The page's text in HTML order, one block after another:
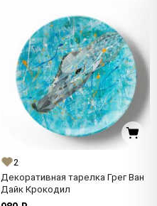
2
Декоративная тарелка Грег Ван
Дайк Крокодил